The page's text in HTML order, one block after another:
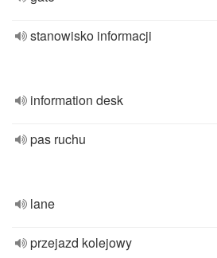
stanowisko informacji
information desk
pas ruchu
lane
przejazd kolejowy